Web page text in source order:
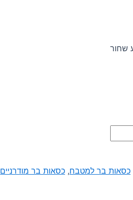
כסאות בר למטבח, כסאות בר מודרניים